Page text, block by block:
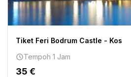
Tiket Feri Bodrum Castle - Kos
Tempoh 1 Jam
35 €